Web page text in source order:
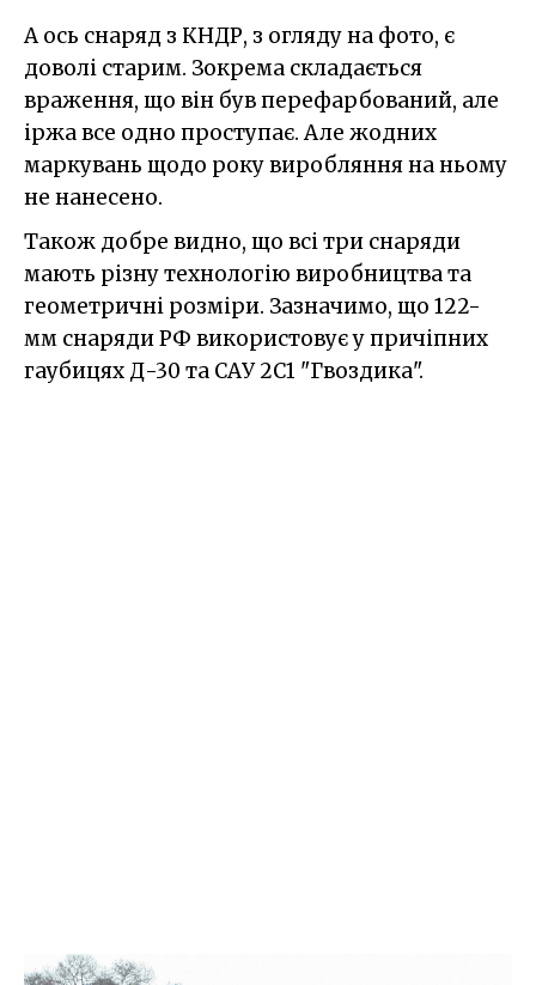
А ось снаряд з КНДР, з огляду на фото, є
доволі старим. Зокрема складається
враження, що він був перефарбований, але
іржа все одно проступає. Але жодних
маркувань щодо року виробляння на ньому
не нанесено.
Також добре видно, що всі три снаряди
мають різну технологію виробництва та
геометричні розміри. Зазначимо, що 122-
мм снаряди РФ використовує у причіпних
гаубицях Д-30 та САУ 2С1 "Гвоздика".